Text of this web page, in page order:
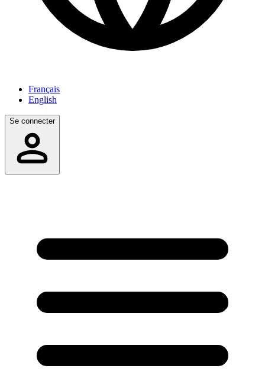
Français
English
Se connecter